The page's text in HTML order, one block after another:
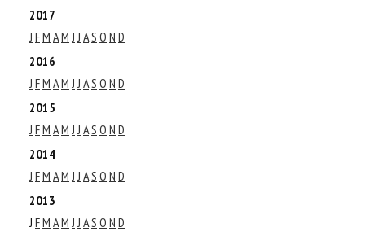
2017
J FM AM J J AS O N D
2016
J FM AM J J AS O N D
2015
J FM AM J J AS O N D
2014
J FM AM J J AS O N D
2013
J FM AM J J AS O N D